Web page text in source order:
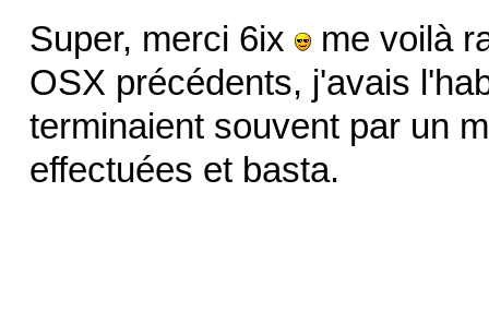
Super, merci 6ix
me voilà
OSX précédents, j'avais
terminaient souvent par un
effectuées et basta.